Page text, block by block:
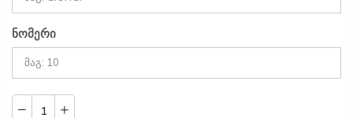
ნომერი